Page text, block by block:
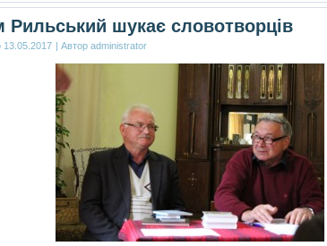
Рильський шукає словотворців
13.05.2017 | Автор administrator